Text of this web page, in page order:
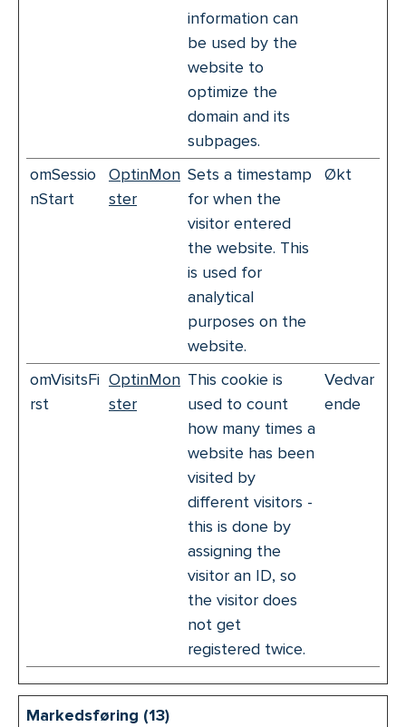
information can
be used by the
website to
optimize the
domain and its
subpages.
omSessio
nStart
OptinMon
ster
Sets a timestamp
for when the
visitor entered
the website. This
is used for
analytical
purposes on the
website.
Økt
omVisitsFi
rst
OptinMon
ster
This cookie is
used to count
how many times a
website has been
visited by
different visitors -
this is done by
assigning the
visitor an ID, so
the visitor does
not get
registered twice.
Vedvar
ende
Markedsføring (13)